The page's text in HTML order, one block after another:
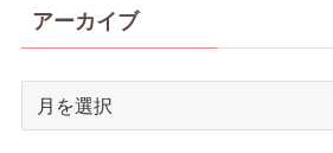
アーカイブ